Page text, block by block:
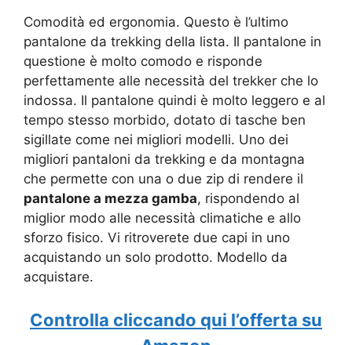
Comodità ed ergonomia. Questo è l’ultimo
pantalone da trekking della lista. Il pantalone in
questione è molto comodo e risponde
perfettamente alle necessità del trekker che lo
indossa. Il pantalone quindi è molto leggero e al
tempo stesso morbido, dotato di tasche ben
sigillate come nei migliori modelli. Uno dei
migliori pantaloni da trekking e da montagna
che permette con una o due zip di rendere il
pantalone a mezza gamba, rispondendo al
miglior modo alle necessità climatiche e allo
sforzo fisico. Vi ritroverete due capi in uno
acquistando un solo prodotto. Modello da
acquistare.
Controlla cliccando qui l’offerta su